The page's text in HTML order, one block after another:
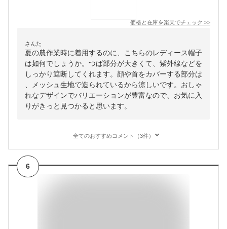
価格と在庫を楽天でチェック >>
さんた
夏の農作業時に着用するのに、こちらのレディース帽子
は如何でしょうか。つば部分が大きくて、紫外線などを
しっかり遮断してくれます。顔や首をカバーする部分は
、メッシュ生地で造られているから涼しいです。おしゃ
れなデザインでバリエーションが豊富なので、お気に入
りがきっと見つかると思います。
全てのおすすめコメント（3件）
6